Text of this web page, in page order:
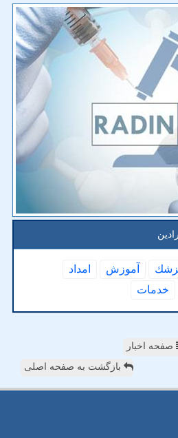
آموزش
امداد
خدمات
صفحه اخبار
بازگشت به صفحه اصلی